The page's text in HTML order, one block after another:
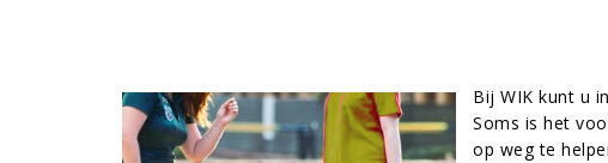
Bij WIK kunt u
Soms is het
op weg te